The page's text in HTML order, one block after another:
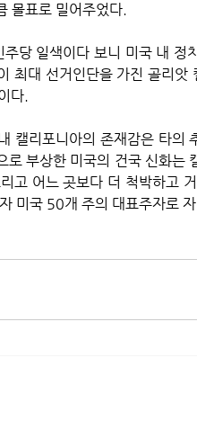
몰표로 밀어주었다.
당 일색이다 보니 미국 내 정
최대 선거인단을 가진 골리앗
다.
캘리포니아의 존재감은 타의
로 부상한 미국의 건국 신화는
고 어느 곳보다 더 척박하고
미국 50개 주의 대표주자로